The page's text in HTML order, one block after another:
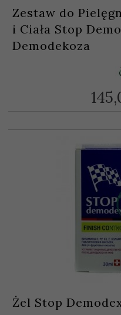
Zestaw do
i Ciała Stop
Demodekoza
145,
Żel Stop